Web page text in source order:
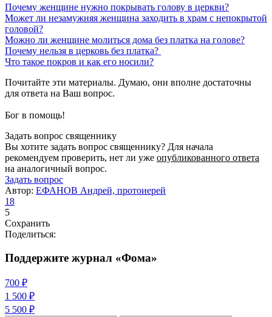
Почему женщине нужно покрывать голову в церкви?
Может ли незамужняя женщина заходить в храм с непокрытой
головой?
Можно ли женщине молиться дома без платка на голове?
Почему нельзя в церковь без платка?
Что такое покров и как его носили?
Почитайте эти материалы. Думаю, они вполне достаточны
для ответа на Ваш вопрос.
Бог в помощь!
Задать вопрос священнику
Вы хотите задать вопрос священнику? Для начала
рекомендуем проверить, нет ли уже опубликованного ответа
на аналогичный вопрос.
Задать вопрос
Автор: ЕФАНОВ Андрей, протоиерей
18
5
Сохранить
Поделиться:
Поддержите журнал «Фома»
700 ₽
1 500 ₽
5 500 ₽